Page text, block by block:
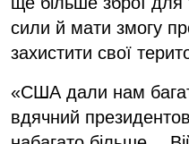
сили й мати змогу
захистити свої
«США дали нам
вдячний